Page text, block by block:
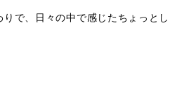
で、日々の中で感じたちょっとし